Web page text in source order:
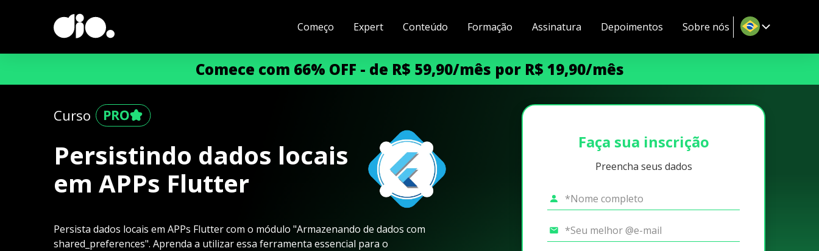
Começo Expert Conteúdo Formação Assinatura Depoimentos Sobre nós
Comece com 66% OFF - de R$ 59,90/mês por R$ 19,90/mês
Curso
Persistindo dados locais
em APPs Flutter
Persista dados locais em APPs Flutter com o módulo "Armazenando de dados com
shared_preferences". Aprenda a utilizar essa ferramenta essencial para o
Faça sua inscrição
Preencha seus dados